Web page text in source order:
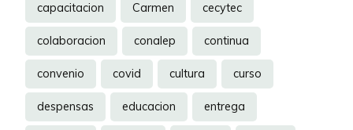
capacitacion Carmen cecytec
colaboracion conalep continua
convenio covid cultura curso
despensas educacion entrega